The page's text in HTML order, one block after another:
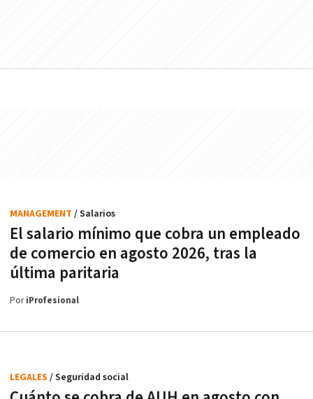
El salario mínimo que cobra un empleado
de comercio en agosto 2026, tras la
última paritaria
MANAGEMENT / Salarios
PoriProfesional
LEGALES / Seguridad social